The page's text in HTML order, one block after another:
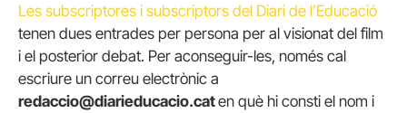
Les subscriptores i subscriptors del Diari de l’Educació
tenen dues entrades per persona per al visionat del film
i el posterior debat. Per aconseguir-les, només cal
escriure un correu electrònic a
redaccio@diarieducacio.caten què hi consti el nom i